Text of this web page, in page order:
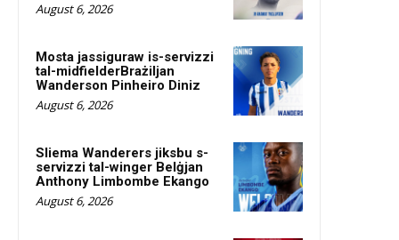
August 6, 2026
Mosta jassiguraw is-servizzi
tal-midfielderBrażiljan
Wanderson Pinheiro Diniz
August 6, 2026
Sliema Wanderers jiksbu s-
servizzi tal-winger Belġjan
Anthony Limbombe Ekango
August 6, 2026